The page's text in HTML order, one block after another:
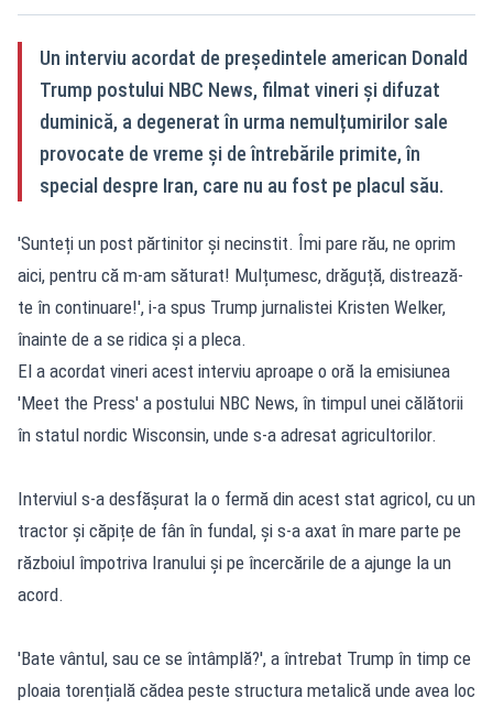
Un interviu acordat de președintele american Donald
Trump postului NBC News, filmat vineri și difuzat
duminică, a degenerat în urma nemulțumirilor sale
provocate de vreme și de întrebările primite, în
special despre Iran, care nu au fost pe placul său.
'Sunteți un post părtinitor și necinstit. Îmi pare rău, ne oprim
aici, pentru că m-am săturat! Mulțumesc, drăguță, distrează-
te în continuare!', i-a spus Trump jurnalistei Kristen Welker,
înainte de a se ridica și a pleca.
El a acordat vineri acest interviu aproape o oră la emisiunea
'Meet the Press' a postului NBC News, în timpul unei călătorii
în statul nordic Wisconsin, unde s-a adresat agricultorilor.
Interviul s-a desfășurat la o fermă din acest stat agricol, cu un
tractor și căpițe de fân în fundal, și s-a axat în mare parte pe
războiul împotriva Iranului și pe încercările de a ajunge la un
acord.
'Bate vântul, sau ce se întâmplă?', a întrebat Trump în timp ce
ploaia torențială cădea peste structura metalică unde avea loc